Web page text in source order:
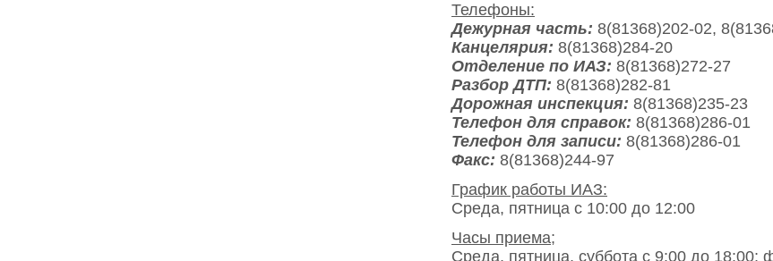
Телефоны:
Дежурная часть: 8(81368)202-02,
Канцелярия: 8(81368)284-20
Отделение по ИАЗ: 8(81368)272-27
Разбор ДТП: 8(81368)282-81
Дорожная инспекция: 8(81368)235-23
Телефон для справок: 8(81368)286-01
Телефон для записи: 8(81368)286-01
Факс: 8(81368)244-97
График работы ИАЗ:
Среда, пятница с 10:00 до 12:00
Часы приема;
Среда, пятница, суббота с 9:00 до 18:00;